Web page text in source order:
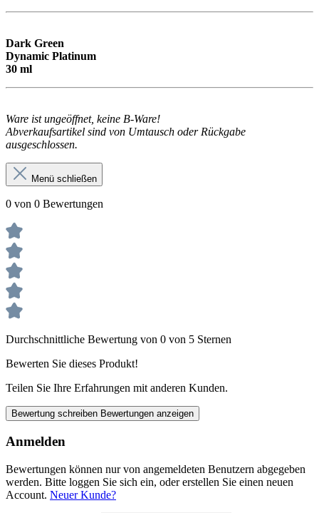
Dark Green
Dynamic Platinum
30 ml
Ware ist ungeöffnet, keine B-Ware!
Abverkaufsartikel sind von Umtausch oder Rückgabe
ausgeschlossen.
Menü schließen
0 von 0 Bewertungen
Durchschnittliche Bewertung von 0 von 5 Sternen
Bewerten Sie dieses Produkt!
Teilen Sie Ihre Erfahrungen mit anderen Kunden.
Bewertung schreiben Bewertungen anzeigen
Anmelden
Bewertungen können nur von angemeldeten Benutzern abgegeben
werden. Bitte loggen Sie sich ein, oder erstellen Sie einen neuen
Account. Neuer Kunde?